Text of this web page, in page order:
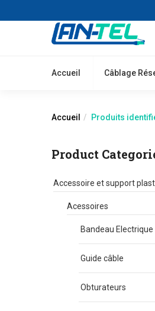
Accueil Câblage
Accueil Produits
Product
Accessoire et support
Acessoires
Bandeau Electrique
Guide câble
Obturateurs